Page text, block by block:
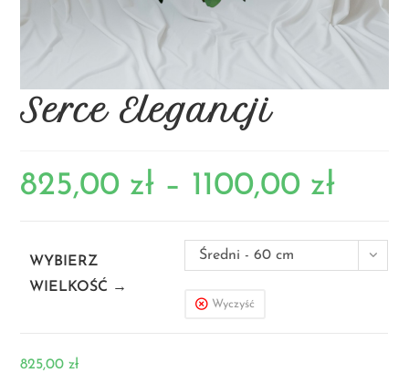
Serce Elegancji
825,00 zł – 1100,00 zł
WYBIERZ
WIELKOŚĆ →
Średni - 60 cm
Wyczyść
825,00zł